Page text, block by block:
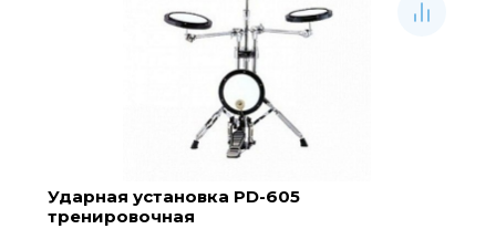
Ударная установка PD-605
тренировочная